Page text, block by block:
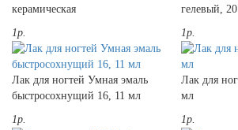
керамическая
1р.
гелевый,
1р.
Лак для ногтей Умная эмаль
быстросохнущий 16, 11 мл
1р.
Лак для
мл
1р.